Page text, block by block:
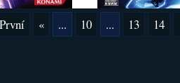
« ... 10 ... 13 14